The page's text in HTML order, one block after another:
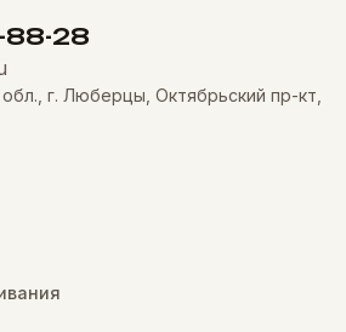
88-28
г. Люберцы, Октябрьский пр-кт,